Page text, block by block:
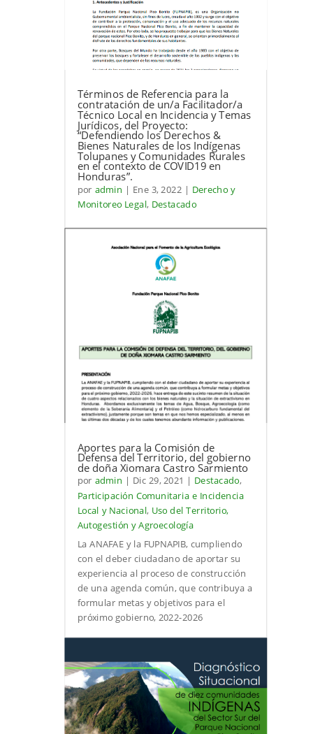
Términos de Referencia para la
contratación de un/a Facilitador/a
Técnico Local en Incidencia y Temas
Jurídicos, del Proyecto:
“Defendiendo los Derechos &
Bienes Naturales de los Indígenas
Tolupanes y Comunidades Rurales
en el contexto de COVID19 en
Honduras”.
por admin | Ene 3, 2022| Derecho y
Monitoreo Legal, Destacado
Aportes para la Comisión de
Defensa del Territorio, del gobierno
de doña Xiomara Castro Sarmiento
por admin | Dic 29, 2021 | Destacado,
Participación Comunitaria e Incidencia
Local y Nacional, Uso del Territorio,
Autogestión y Agroecología
La ANAFAE y la FUPNAPIB, cumpliendo
con el deber ciudadano de aportar su
experiencia al proceso de construcción
de una agenda común, que contribuya a
formular metas y objetivos para el
próximo gobierno, 2022-2026